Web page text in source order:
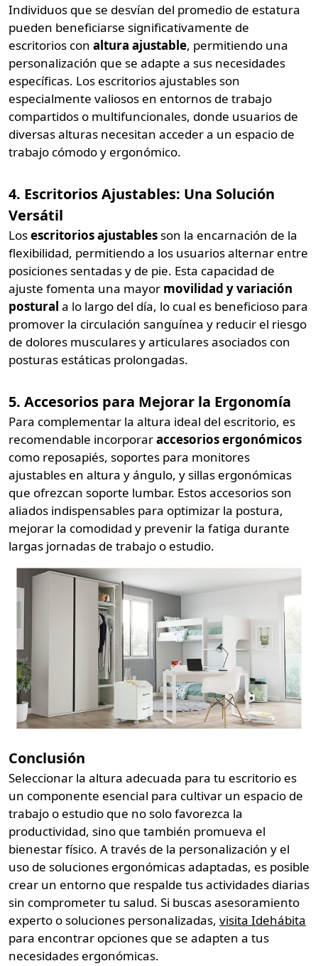
Individuos que se desvían del promedio de estatura
pueden beneficiarse significativamente de
escritorios con altura ajustable, permitiendo una
personalización que se adapte a sus necesidades
específicas. Los escritorios ajustables son
especialmente valiosos en entornos de trabajo
compartidos o multifuncionales, donde usuarios de
diversas alturas necesitan acceder a un espacio de
trabajo cómodo y ergonómico.
4. Escritorios Ajustables: Una Solución
Versátil
Losescritorios ajustablesson la encarnación de la
flexibilidad, permitiendo a los usuarios alternar entre
posiciones sentadas y de pie. Esta capacidad de
ajuste fomenta una mayor movilidad y variación
postural a lo largo del día, lo cual es beneficioso para
promover la circulación sanguínea y reducir el riesgo
de dolores musculares y articulares asociados con
posturas estáticas prolongadas.
5. Accesorios para Mejorar la Ergonomía
Para complementar la altura ideal del escritorio, es
recomendable incorporaraccesorios ergonómicos
como reposapiés, soportes para monitores
ajustables en altura y ángulo, y sillas ergonómicas
que ofrezcan soporte lumbar. Estos accesorios son
aliados indispensables para optimizar la postura,
mejorar la comodidad y prevenir la fatiga durante
largas jornadas de trabajo o estudio.
Conclusión
Seleccionar la altura adecuada para tu escritorio es
un componente esencial para cultivar un espacio de
trabajo o estudio que no solo favorezca la
productividad, sino que también promueva el
bienestar físico. A través de la personalización y el
uso de soluciones ergonómicas adaptadas, es posible
crear un entorno que respalde tus actividades diarias
sin comprometer tu salud. Si buscas asesoramiento
experto o soluciones personalizadas, visita Idehábita
para encontrar opciones que se adapten a tus
necesidades ergonómicas.